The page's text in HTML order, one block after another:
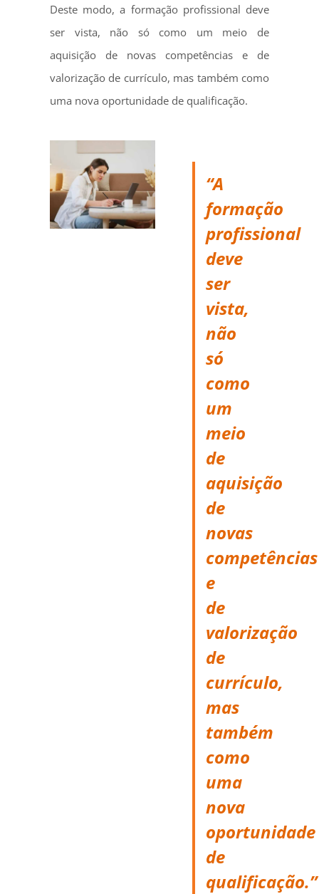
Deste modo, a formação profissional deve
ser vista, não só como um meio de
aquisição de novas competências e de
valorização de currículo, mas também como
uma nova oportunidade de qualificação.
“A
formação
profissional
deve
ser
vista,
não
só
como
um
meio
de
aquisição
de
novas
competências
e
de
valorização
de
currículo,
mas
também
como
uma
nova
oportunidade
de
qualificação.”